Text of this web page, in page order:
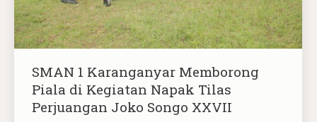
SMAN 1 Karanganyar Memborong
Piala di Kegiatan Napak Tilas
Perjuangan Joko Songo XXVII